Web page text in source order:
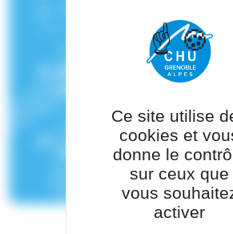
Service(s) de rattachement :
Régional de Pathologie
Pôle de rattachement :
Publique
Ce site utilise
cookies et
donne le
sur ceux que
vous
activer